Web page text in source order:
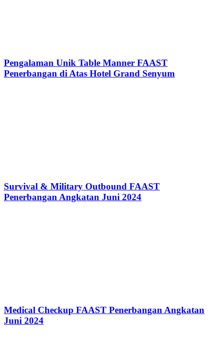
Pengalaman Unik Table Manner FAAST
Penerbangan di Atas Hotel Grand Senyum
Survival & Military Outbound FAAST
Penerbangan Angkatan Juni 2024
Medical Checkup FAAST Penerbangan Angkatan
Juni 2024